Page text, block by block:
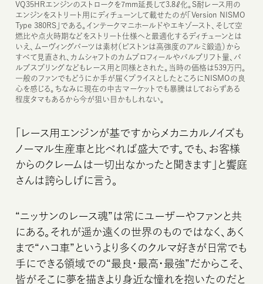
VQ35HRエンジンのストロークを7mm延長して3.8ℓ化。S耐レース用の
エンジンをストリート用にディチューンして載せたのが「Version NISMO
Type 380RS」である。インテークマニホールドやエキゾースト、そして空
燃比や点火時期などをストリート仕様へと最適化するディチューンとは
いえ、ムーヴィングパーツは素材（ピストンは高強度のアルミ鍛造）から
すべて見直され、カムシャフトのカムプロフィールやバルブリフト量、バ
ルブスプリングなどもレース用と同様とされた。当時の価格は539万円。
一般のファンでもどうにか手が届くプライスとしたところにNISMOの良
心を感じる。ちなみに現在の中古マーケットでも暴騰はしておらずある
程度タマもあるから今が狙い目かもしれない。
「レース用エンジンが基ですからメカニカルノイズも
ノーマル生産車と比べれば盛大です。でも、お客様
からのクレームは一切出なかったと聞きます」と饗庭
さんは誇らしげに言う。
“ニッサンのレース魂”は常にユーザーやファンと共
にある。それが遥か遠くの世界のものではなく、あく
まで“ハコ車”というより多くのクルマ好きが日常でも
手にできる領域での“最良・最高・最強”だからこそ、
皆がそこに夢を描きより身近な憧れを抱いたのだと